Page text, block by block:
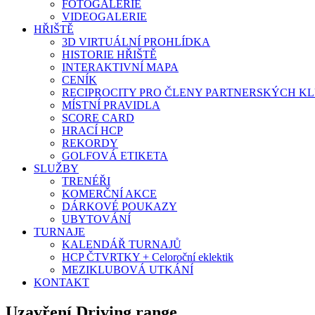
FOTOGALERIE
VIDEOGALERIE
HŘIŠTĚ
3D VIRTUÁLNÍ PROHLÍDKA
HISTORIE HŘIŠTĚ
INTERAKTIVNÍ MAPA
CENÍK
RECIPROCITY PRO ČLENY PARTNERSKÝCH
MÍSTNÍ PRAVIDLA
SCORE CARD
HRACÍ HCP
REKORDY
GOLFOVÁ ETIKETA
SLUŽBY
TRENÉŘI
KOMERČNÍ AKCE
DÁRKOVÉ POUKAZY
UBYTOVÁNÍ
TURNAJE
KALENDÁŘ TURNAJŮ
HCP ČTVRTKY + Celoroční eklektik
MEZIKLUBOVÁ UTKÁNÍ
KONTAKT